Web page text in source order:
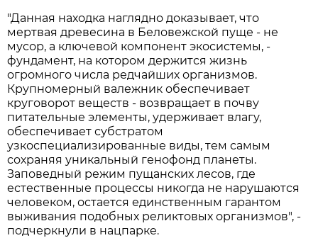
"Данная находка наглядно доказывает, что
мертвая древесина в Беловежской пуще - не
мусор, а ключевой компонент экосистемы, -
фундамент, на котором держится жизнь
огромного числа редчайших организмов.
Крупномерный валежник обеспечивает
круговорот веществ - возвращает в почву
питательные элементы, удерживает влагу,
обеспечивает субстратом
узкоспециализированные виды, тем самым
сохраняя уникальный генофонд планеты.
Заповедный режим пущанских лесов, где
естественные процессы никогда не нарушаются
человеком, остается единственным гарантом
выживания подобных реликтовых организмов", -
подчеркнули в нацпарке.